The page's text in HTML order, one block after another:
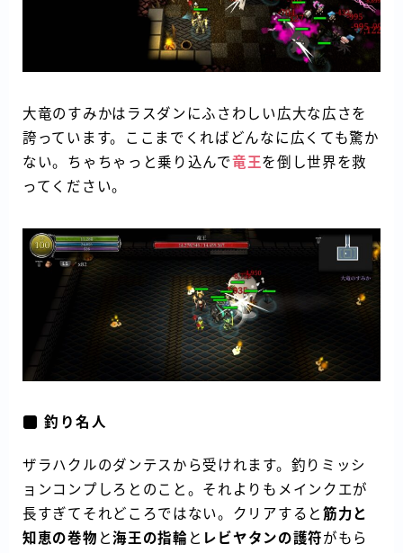
大竜のすみかはラスダンにふさわしい広大な広さを
誇っています。ここまでくればどんなに広くても驚か
ない。ちゃちゃっと乗り込んで竜王を倒し世界を救
ってください。
釣り名人
ザラハクルのダンテスから受けれます。釣りミッシ
ョンコンプしろとのこと。それよりもメインクエが
長すぎてそれどころではない。クリアすると 筋力と
知恵の巻物 と海王の指輪 と レビヤタンの護符がもら